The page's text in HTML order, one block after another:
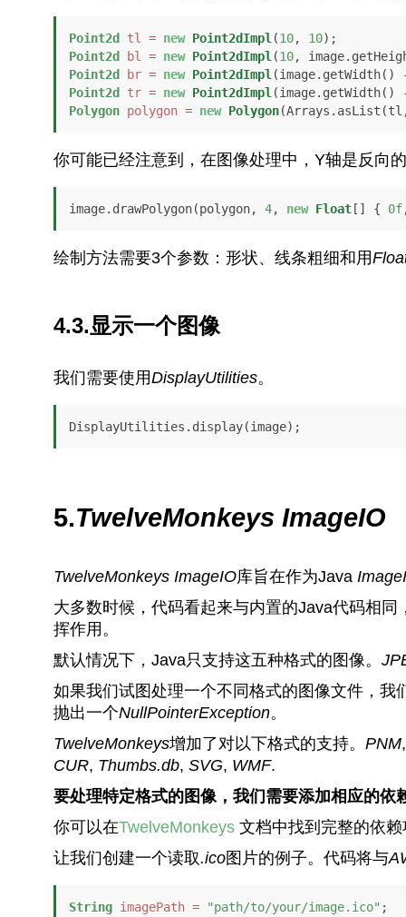
Point2d tl = new Point2dImpl (10, 10
Point2d
bl = new Point2dImpl (10,
Point2d
br = new Point2dImpl
Point2d
tr = new Point2dImpl
Polygon polygon = new Polygon
你可能已经注意到，在图像处理中，Y轴是反向
image.drawPolygon(polygon, 4, new Float[] { 0f
绘制方法需要3个参数：形状、线条粗细和用
4.3.显示一个图像
我们需要使用DisplayUtilities。
DisplayUtilities.display(image);
5.TwelveMonkeys ImageIO
TwelveMonkeys ImageIO库旨在作为Java
大多数时候，代码看起来与内置的Java代码相
挥作用。
默认情况下，Java只支持这五种格式的图像。
如果我们试图处理一个不同格式的图像文件，我
抛出一个NullPointerException。
TwelveMonkeys增加了对以下格式的支持。 PNM
CUR, Thumbs.db, SVG, WMF.
要处理特定格式的图像，我们需要添加相应的依
你可以在TwelveMonkeys 文档中找到完整的依
让我们创建一个读取.ico图片的例子。代码将与
String imagePath = "path/to/your/image.ico"